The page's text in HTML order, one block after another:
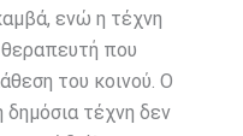
ενώ η τέχνη
που
του κοινού. Ο
δημόσια τέχνη δεν